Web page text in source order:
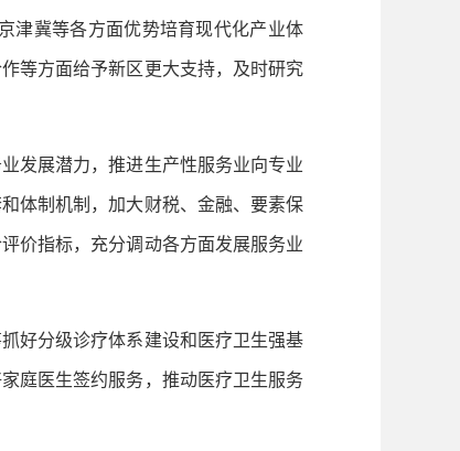
津冀等各方面优势培育现代化产业体
等方面给予新区更大支持，及时研究
发展潜力，推进生产性服务业向专业
体制机制，加大财税、金融、要素保
价指标，充分调动各方面发展服务业
好分级诊疗体系建设和医疗卫生强基
庭医生签约服务，推动医疗卫生服务